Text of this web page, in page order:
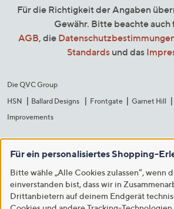
Für die Richtigkeit der Angaben
Gewähr. Bitte beachte auch
AGB, die
Standards und das
Die QVC Group
HSN
Ballard Designs Frontgate Garnet Hill
Improvements
Für ein personalisiertes Shopping-
Bitte wähle „Alle Cookies zulassen“, wenn
einverstanden bist, dass wir in
Drittanbietern auf deinem Endgerät